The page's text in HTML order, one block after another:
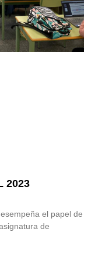
2023
el papel de
de